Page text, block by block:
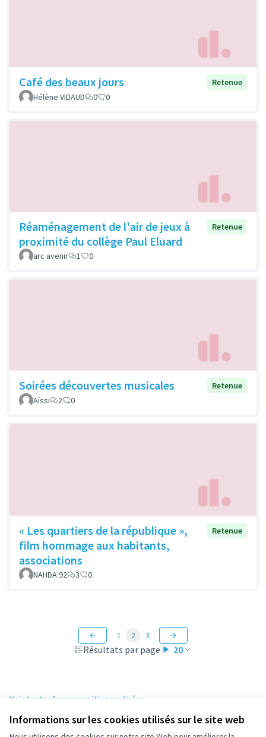
Informations sur les cookies utilisés sur le site web
Café des beaux jours
Retenue
Hélène VIDAUD
0 0
Réaménagement de l'air de jeux à
proximité du collège Paul Eluard
Retenue
arc avenir 1 0
Soirées découvertes musicales
Retenue
Aïssi
2 0
« Les quartiers de la république »,
film hommage aux habitants,
associations
Retenue
NAHDA 92 3 0
Résultats par page : 20
1 2 3
Voir toutes les propositions retirées